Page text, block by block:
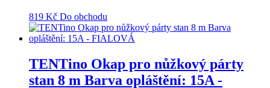
819 Kč Do obchodu
TENTino Okap pro nůžkový párty
stan 8 m Barva opláštění: 15A -